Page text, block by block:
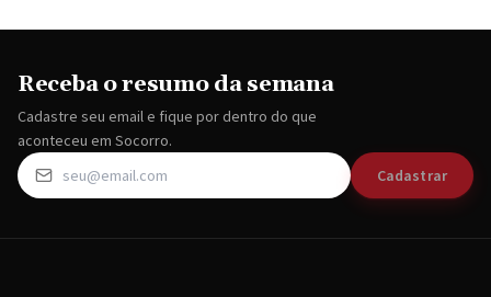
Receba o resumo da semana
Cadastre seu email e fique por dentro do que
aconteceu em Socorro.
Cadastrar